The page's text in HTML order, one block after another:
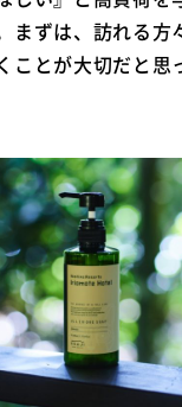
まずは、訪れる方
ことが大切だと思